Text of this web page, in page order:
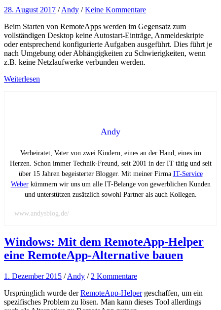
28. August 2017 /Andy /Keine Kommentare
Beim Starten von RemoteApps werden im Gegensatz zum
vollständigen Desktop keine Autostart-Einträge, Anmeldeskripte
oder entsprechend konfigurierte Aufgaben ausgeführt. Dies führt je
nach Umgebung oder Abhängigkeiten zu Schwierigkeiten, wenn
z.B. keine Netzlaufwerke verbunden werden.
Weiterlesen
Andy
Verheiratet, Vater von zwei Kindern, eines an der Hand, eines im
Herzen. Schon immer Technik-Freund, seit 2001 in der IT tätig und seit
über 15 Jahren begeisterter Blogger. Mit meiner Firma IT-Service
Weberkümmern wir uns um alle IT-Belange von gewerblichen Kunden
und unterstützen zusätzlich sowohl Partner als auch Kollegen.
www.andysblog.de/
Windows: Mit dem RemoteApp-Helper
eine RemoteApp-Alternative bauen
1. Dezember 2015 /Andy / 2 Kommentare
Ursprünglich wurde derRemoteApp-Helpergeschaffen, um ein
spezifisches Problem zu lösen. Man kann dieses Tool allerdings